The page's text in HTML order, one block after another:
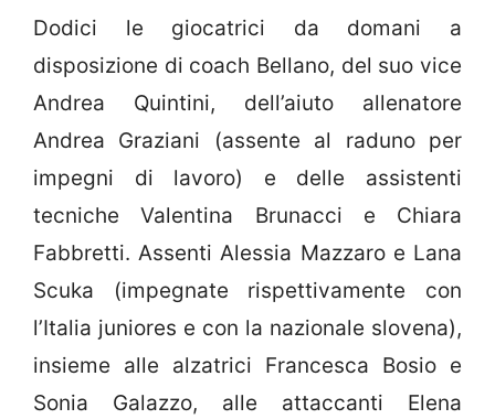
Dodici le giocatrici da domani a
disposizione di coach Bellano, del suo vice
Andrea Quintini, dell’aiuto allenatore
Andrea Graziani (assente al raduno per
impegni di lavoro) e delle assistenti
tecniche Valentina Brunacci e Chiara
Fabbretti. Assenti Alessia Mazzaro e Lana
Scuka (impegnate rispettivamente con
l’Italia juniores e con la nazionale slovena),
insieme alle alzatrici Francesca Bosio e
Sonia Galazzo, alle attaccanti Elena